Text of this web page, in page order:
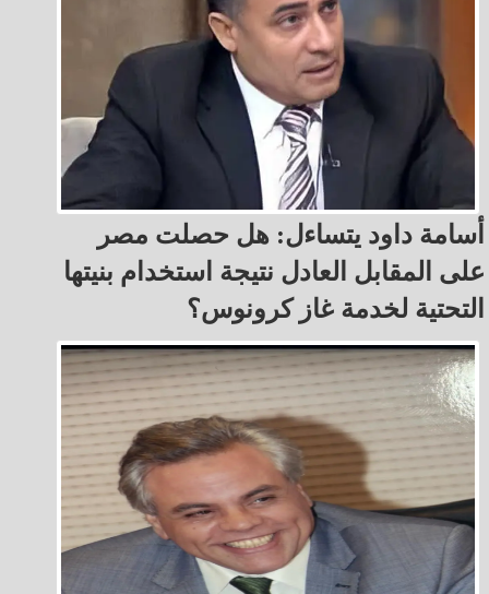
أسامة داود يتساءل: هل حصلت مصر
على المقابل العادل نتيجة استخدام بنيتها
التحتية لخدمة غاز كرونوس؟